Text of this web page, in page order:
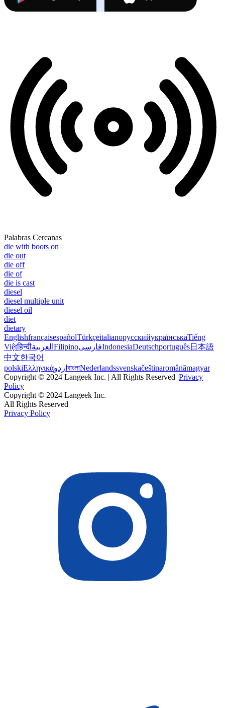
Palabras Cercanas
die with boots on
die out
die off
die of
die is cast
diesel
diesel multiple unit
diesel oil
diet
dietary
EnglishfrançaisespañolTürkçeitalianoрусскийукраїнськаTiếng
Việtहिन्दीالعربية FilipinoفارسیIndonesiaDeutschportuguês日本語
中文한국어
polskiΕλληνικάاردو বাংলাNederlandssvenskačeštinaromânămagyar
Copyright © 2024 Langeek Inc. | All Rights Reserved |Privacy
Policy
Copyright © 2024 Langeek Inc.
All Rights Reserved
Privacy Policy